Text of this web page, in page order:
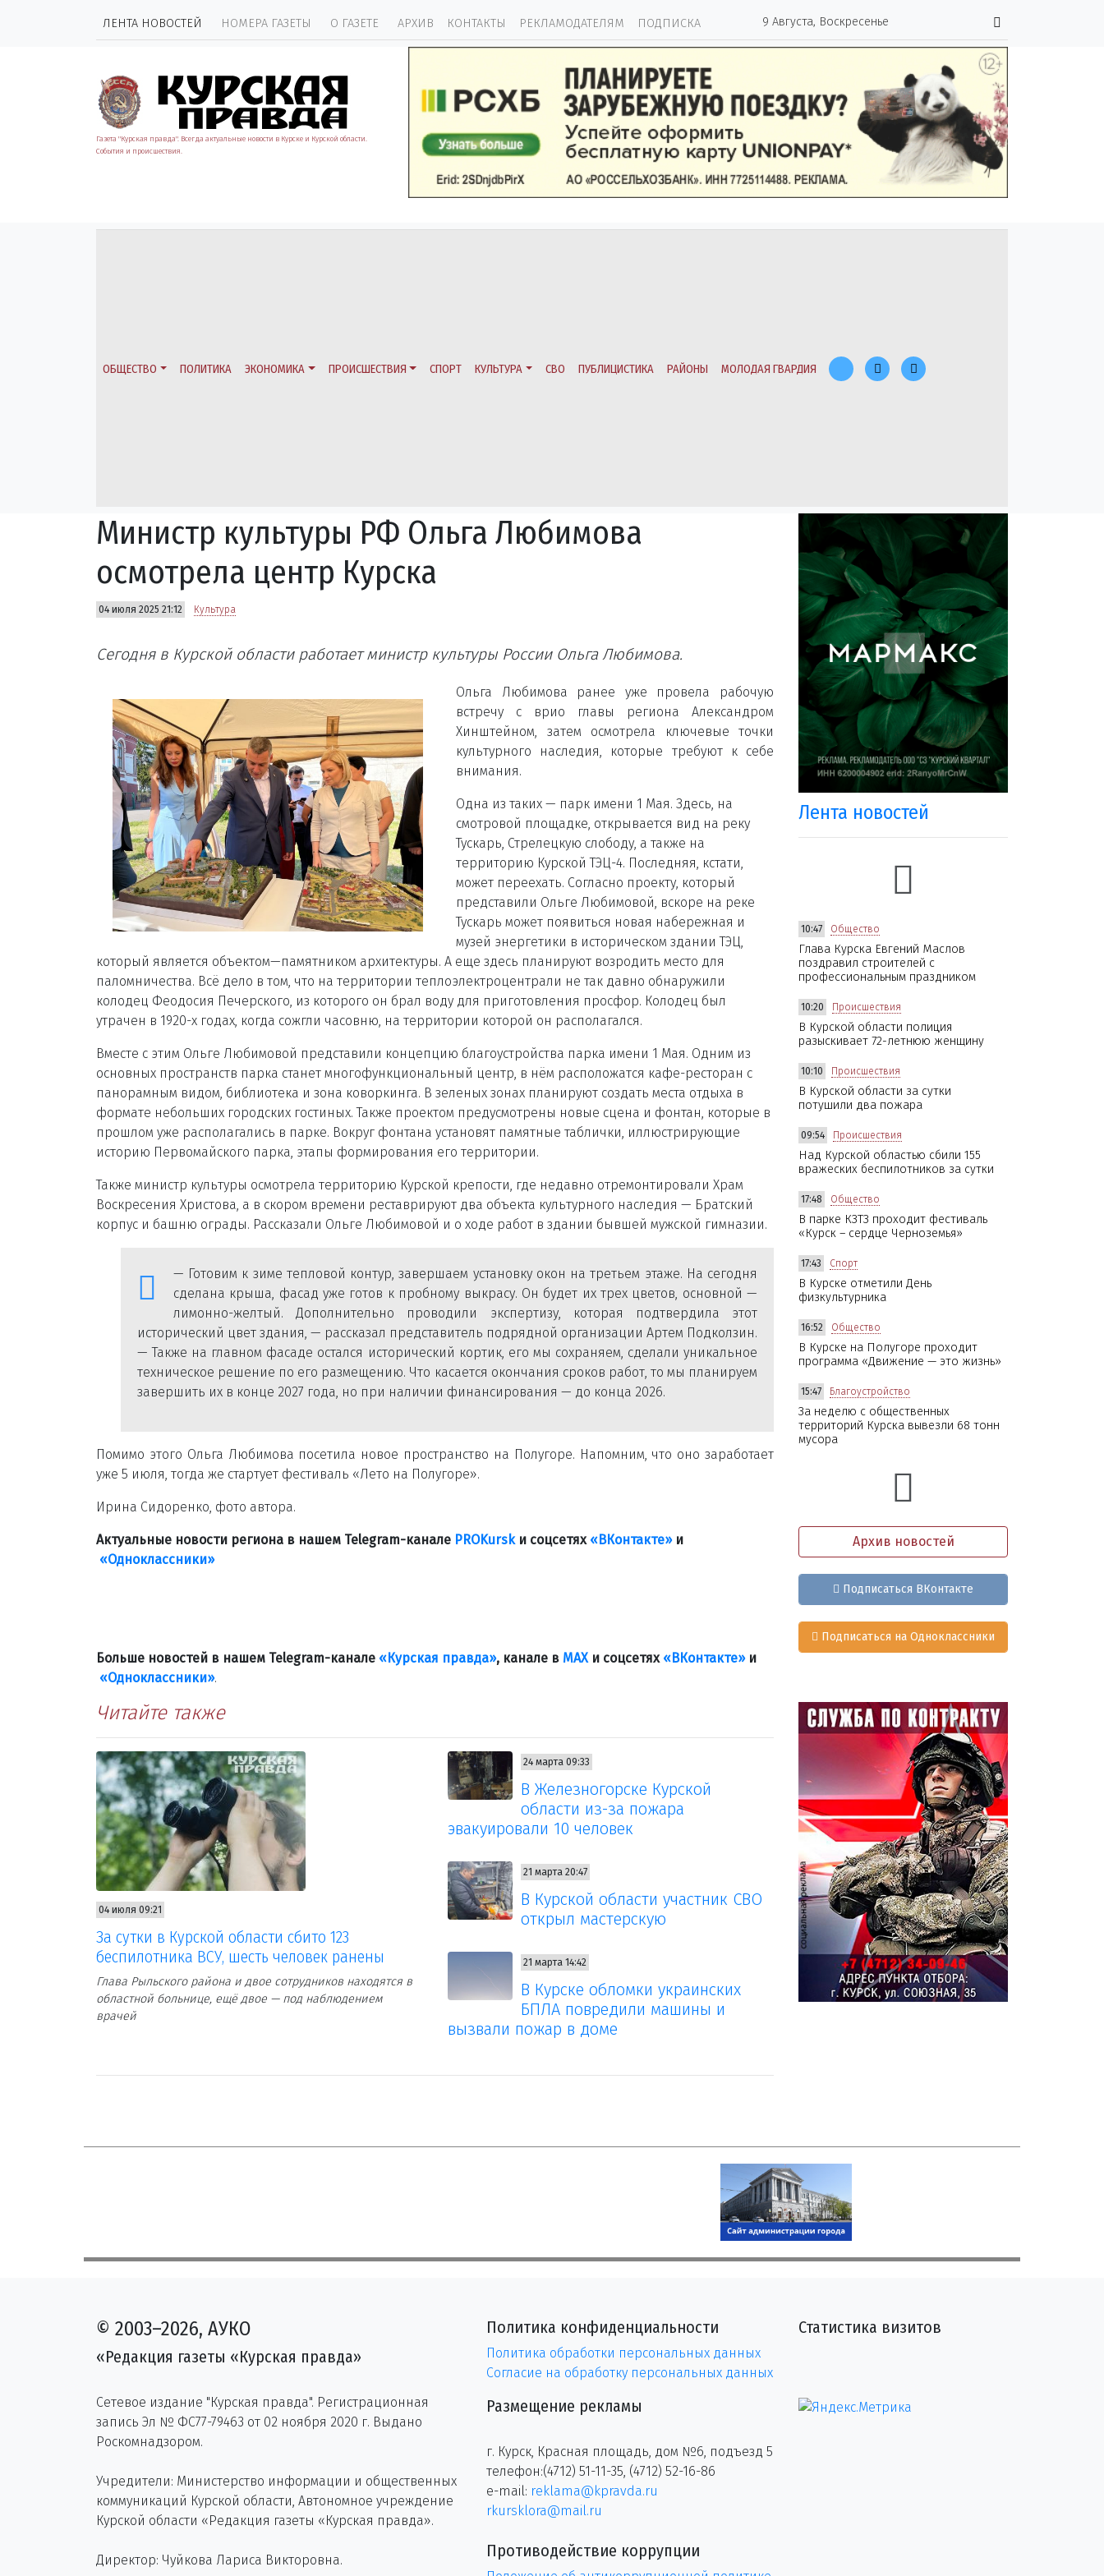
ЛЕНТА НОВОСТЕЙ НОМЕРА ГАЗЕТЫ О ГАЗЕТЕ АРХИВ КОНТАКТЫ РЕКЛАМОДАТЕЛЯМ ПОДПИСКА 9 Августа, Воскресенье
Газета "Курская правда". Всегда актуальные новости в Курске и Курской области.
События и происшествия.
ОБЩЕСТВО ПОЛИТИКА ЭКОНОМИКА ПРОИСШЕСТВИЯ СПОРТ КУЛЬТУРА СВО ПУБЛИЦИСТИКА РАЙОНЫ МОЛОДАЯ ГВАРДИЯ
Министр культуры РФ Ольга Любимова
осмотрела центр Курска
04 июля 2025 21:12 Культура
Сегодня в Курской области работает министр культуры России Ольга Любимова.
Ольга Любимова ранее уже провела рабочую
встречу с врио
главы
региона Александром
Хинштейном, затем осмотрела ключевые точки
культурного наследия, которые требуют к себе
внимания.
Одна из таких — парк имени 1 Мая. Здесь, на
смотровой площадке, открывается вид на реку
Тускарь, Стрелецкую слободу, а также на
территорию Курской ТЭЦ-4. Последняя, кстати,
может переехать. Согласно проекту, который
представили Ольге Любимовой, вскоре на реке
Тускарь может появиться новая набережная и
музей энергетики в историческом здании ТЭЦ,
который является объектом—памятником архитектуры. А еще здесь планируют возродить место для
паломничества. Всё дело в том, что на территории теплоэлектроцентрали не так давно обнаружили
колодец Феодосия Печерского, из которого он брал воду для приготовления просфор. Колодец был
утрачен в 1920-х годах, когда сожгли часовню, на территории которой он располагался.
Вместе с этим Ольге Любимовой представили концепцию благоустройства парка имени 1 Мая. Одним из
основных пространств парка станет многофункциональный центр, в нём расположатся кафе-ресторан с
панорамным видом, библиотека и зона коворкинга. В зеленых зонах планируют создать места отдыха в
формате небольших городских гостиных. Также проектом предусмотрены новые сцена и фонтан, которые в
прошлом уже располагались в парке. Вокруг фонтана установят памятные таблички, иллюстрирующие
историю Первомайского парка, этапы формирования его территории.
Также министр культуры осмотрела территорию Курской крепости, где недавно отремонтировали Храм
Воскресения Христова, а в скором времени реставрируют два объекта культурного наследия — Братский
корпус и башню ограды. Рассказали Ольге Любимовой и о ходе работ в здании бывшей мужской гимназии.
— Готовим к зиме тепловой контур, завершаем установку окон на третьем этаже. На сегодня
сделана крыша, фасад уже готов к пробному выкрасу. Он будет их трех цветов, основной —
лимонно-желтый. Дополнительно проводили экспертизу, которая подтвердила этот
исторический цвет здания, — рассказал представитель подрядной организации Артем Подколзин.
— Также на главном фасаде остался исторический кортик, его мы сохраняем, сделали уникальное
техническое решение по его размещению. Что касается окончания сроков работ, то мы планируем
завершить их в конце 2027 года, но при наличии финансирования — до конца 2026.
Помимо этого Ольга Любимова посетила новое пространство на Полугоре. Напомним, что оно заработает
уже 5 июля, тогда же стартует фестиваль «Лето на Полугоре».
Ирина Сидоренко, фото автора.
Актуальные новости региона в нашем Telegram-канале PROKurskи соцсетях «ВКонтакте»и
«Одноклассники»
Больше новостей в нашем Telegram-канале «Курская правда», канале в МАХи соцсетях «ВКонтакте»и
«Одноклассники».
Читайте также
04 июля 09:21
За сутки в Курской области сбито 123
беспилотника ВСУ, шесть человек ранены
Глава Рыльского района и двое сотрудников находятся в
областной больнице, ещё двое — под наблюдением
врачей
24 марта 09:33
В Железногорске Курской
области из-за пожара
эвакуировали 10 человек
21 марта 20:47
В Курской области участник СВО
открыл мастерскую
21 марта 14:42
В Курске обломки украинских
БПЛА повредили машины и
вызвали пожар в доме
Лента новостей
10:47 Общество
Глава Курска Евгений Маслов
поздравил строителей с
профессиональным праздником
10:20 Происшествия
В Курской области полиция
разыскивает 72-летнюю женщину
10:10 Происшествия
В Курской области за сутки
потушили два пожара
09:54 Происшествия
Над Курской областью сбили 155
вражеских беспилотников за сутки
17:48 Общество
В парке КЗТЗ проходит фестиваль
«Курск – сердце Черноземья»
17:43 Спорт
В Курске отметили День
физкультурника
16:52 Общество
В Курске на Полугоре проходит
программа «Движение — это жизнь»
15:47 Благоустройство
За неделю с общественных
территорий Курска вывезли 68 тонн
мусора
Архив новостей
Подписаться ВКонтакте
Подписаться на Одноклассники
© 2003–2026, АУКО
«Редакция газеты «Курская правда»
Сетевое издание "Курская правда". Регистрационная
запись Эл № ФС77-79463 от 02 ноября 2020 г. Выдано
Роскомнадзором.
Учредители: Министерство информации и общественных
коммуникаций Курской области, Автономное учреждение
Курской области «Редакция газеты «Курская правда».
Директор: Чуйкова Лариса Викторовна.
Политика конфиденциальности
Политика обработки персональных данных
Согласие на обработку персональных данных
Размещение рекламы
г. Курск, Красная площадь, дом №6, подъезд 5
телефон:(4712) 51-11-35, (4712) 52-16-86
e-mail: reklama@kpravda.ru
rkursklora@mail.ru
Противодействие коррупции
Статистика визитов